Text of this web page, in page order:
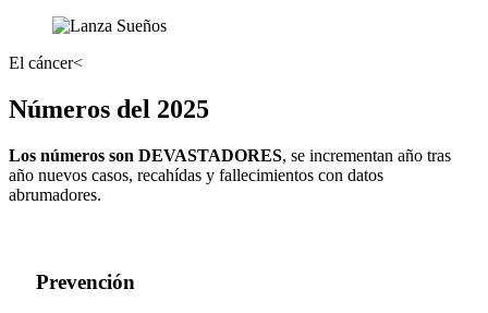
El cáncer<
Números del 2025
Los números son DEVASTADORES, se incrementan año tras
año nuevos casos, recahídas y fallecimientos con datos
abrumadores.
Prevención